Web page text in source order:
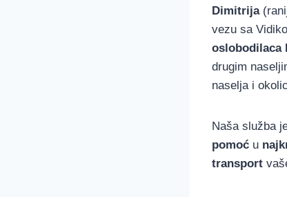
Dimitrija
vezu sa
oslobodilaca
drugim
naselja i
Naša služba
pomoć u
transport